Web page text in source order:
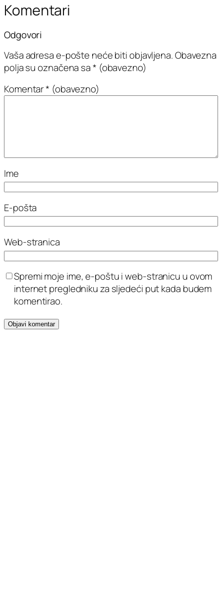
Komentari
Odgovori
Vaša adresa e-pošte neće biti objavljena.Obavezna
polja su označena sa* (obavezno)
Komentar* (obavezno)
Ime
E-pošta
Web-stranica
Spremi moje ime, e-poštu i web-stranicu u ovom
internet pregledniku za sljedeći put kada budem
komentirao.